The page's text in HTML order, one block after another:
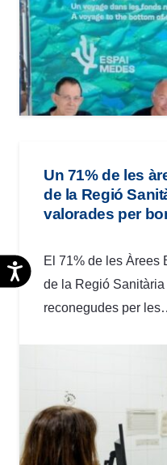
Accesibilidad
Un 71% de les
de la Regió
valorades per
El 71% de les Àrees
de la Regió
reconegudes per